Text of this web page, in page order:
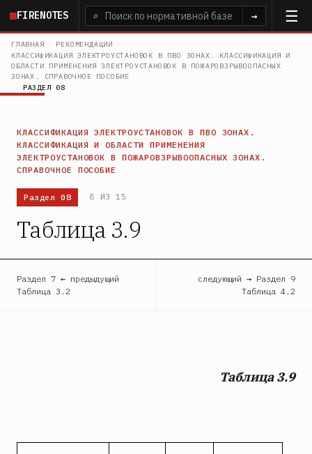
Перейти
основному
содержанию
FIRENOTES ⌕ →
ГЛАВНАЯ › РЕКОМЕНДАЦИИ
›
КЛАССИФИКАЦИЯ ЭЛЕКТРОУСТАНОВОК В ПВО ЗОНАХ. КЛАССИФИКАЦИЯ И
ОБЛАСТИ ПРИМЕНЕНИЯ ЭЛЕКТРОУСТАНОВОК В ПОЖАРОВЗРЫВООПАСНЫХ
ЗОНАХ. СПРАВОЧНОЕ ПОСОБИЕ
›
РАЗДЕЛ 08
КЛАССИФИКАЦИЯ ЭЛЕКТРОУСТАНОВОК В ПВО ЗОНАХ.
КЛАССИФИКАЦИЯ И ОБЛАСТИ ПРИМЕНЕНИЯ
ЭЛЕКТРОУСТАНОВОК В ПОЖАРОВЗРЫВООПАСНЫХ ЗОНАХ.
СПРАВОЧНОЕ ПОСОБИЕ
Раздел 08 8 ИЗ 15
Таблица 3.9
Раздел 7 ← предыдущий
Таблица 3.2
следующий → Раздел 9
Таблица 4.2
Таблица 3.9